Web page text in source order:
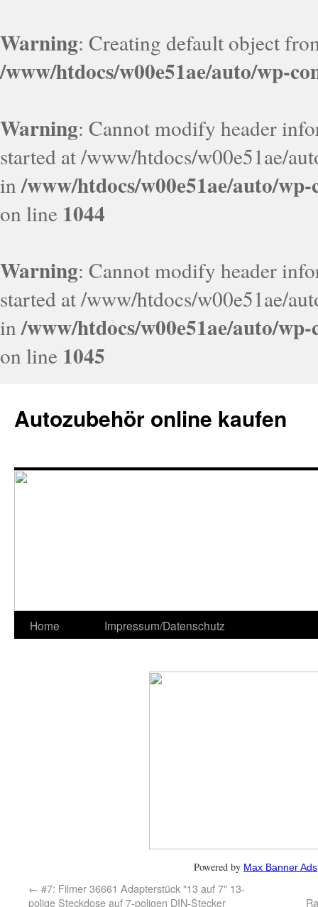
Warning: Creating default object
/www/htdocs/w00e51ae/auto/wp-
Warning: Cannot modify header
started at /www/htdocs/w00e51ae/
in/www/htdocs/w00e51ae/auto/
on line 1044
Warning: Cannot modify header
started at /www/htdocs/w00e51ae/
in/www/htdocs/w00e51ae/auto/
on line 1045
Autozubehör online kaufen
Home Impressum/Datenschutz
Powered by Max Banner Ads
← #7: Filmer 36661 Adapterstück "13 auf 7" 13-
polige Steckdose auf 7-poligen DIN-Stecker